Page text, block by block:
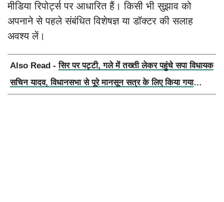
मीडिया रिपोर्ट्स पर आधारित हैं। किसी भी सुझाव को
अपनाने से पहले संबंधित विशेषज्ञ या डॉक्टर की सलाह
अवश्य लें।
Also Read -सिर पर पट्टी, गले में तख्ती लेकर पहुंचे सपा विधायक
सचिन यादव, विधानसभा से पूरे मानसून सत्र के लिए किया गया